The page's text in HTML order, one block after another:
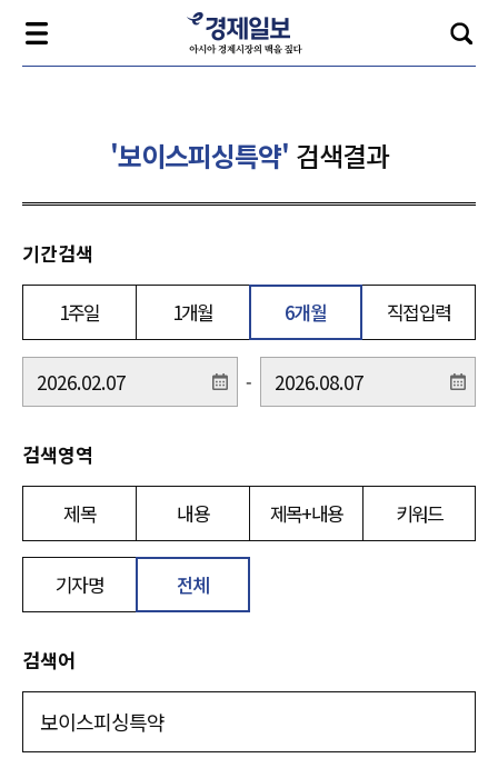
'보이스피싱특약' 검색결과
기간검색
1주일 1개월 6개월 직접입력
-
검색영역
제목 내용 제목+내용 키워드
기자명 전체
검색어